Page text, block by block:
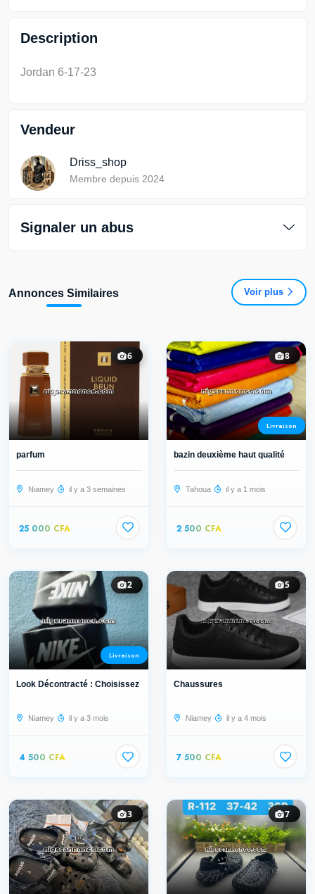
Description
Jordan 6-17-23
Vendeur
Driss_shop
Membre depuis 2024
Signaler un abus
Annonces Similaires Voir plus
6
parfum
Niamey il y a 3 semaines
25 000 CFA
8
Livraison
bazin deuxième haut qualité
Tahoua il y a 1 mois
2 500 CFA
2
Livraison
Look Décontracté : Choisissez la Qu...
Niamey il y a 3 mois
4 500 CFA
5
Chaussures
Niamey il y a 4 mois
7 500 CFA
3 7